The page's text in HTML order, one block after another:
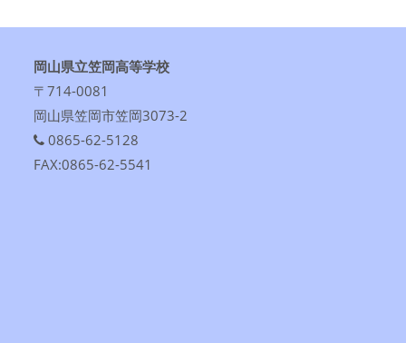
岡山県立笠岡高等学校
〒714-0081
岡山県笠岡市笠岡3073-2
0865-62-5128
FAX:0865-62-5541